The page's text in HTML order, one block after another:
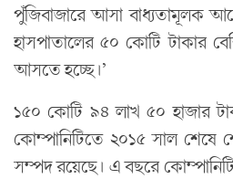
পুঁজিবাজারে আসা বাধ্যতামূলক
হাসপাতালের ৫০ কোটি টাকার
আসতে হচ্ছে।’
১৫০ কোটি ৯৪ লাখ ৫০ হাজার
কোম্পানিটিতে ২০১৫ সাল শেষে
সম্পদ রয়েছে। এ বছরে